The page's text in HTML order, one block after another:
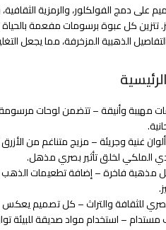
على دمج الفولكلور، والرمزية
كل عبوة برسومات مفعمة بالحياة
الذهبية المزخرفة، مما يجعل
مهيبة وأنيقة – تتضمن لوحات مرسومة
غنية وجريئة – مزيج متناغم من
الملكي لخلق تأثير بصري مذهل.
مذهبة فاخرة – إضافة تطعيمات الذهب
للثقافة والتراث – كل تصميم يعكس
– استخدام مواد صديقة للبيئة